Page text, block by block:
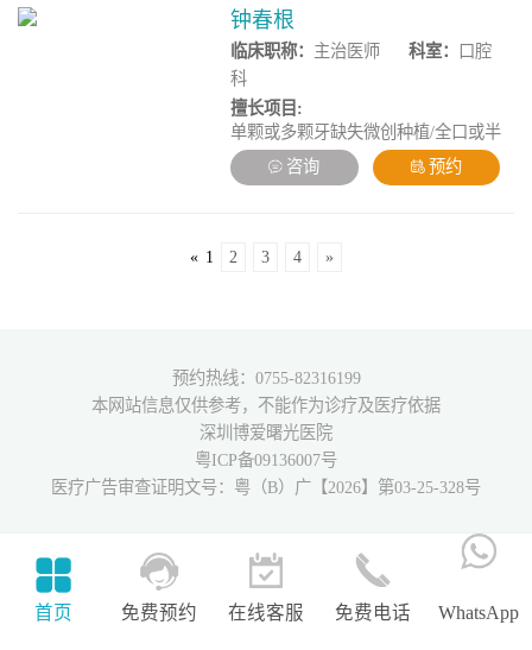
面外科手术及口腔肿瘤切除手术、可会
诊口腔颌面外科疾病、口腔关节疾病，
口腔粘膜病等
钟春根
临床职称： 主治医师 科室：
口腔
科
擅长项目:
单颗或多颗牙缺失微创种植/全口或半
口种植修复/3D数字化种植修复/即刻种
植即刻修复/上颌窦内外提升手术。
咨询 预约
« 1 2 3 4 »
预约热线：0755-82316199
本网站信息仅供参考，不能作为诊疗及医疗依据
深圳博爱曙光医院
粤ICP备09136007号
医疗广告审查证明文号：粤（B）广【2026】第03-25-328号
首页 免费预约 在线客服 免费电话 WhatsApp